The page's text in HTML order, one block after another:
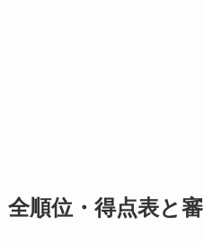
順位・得点表と審